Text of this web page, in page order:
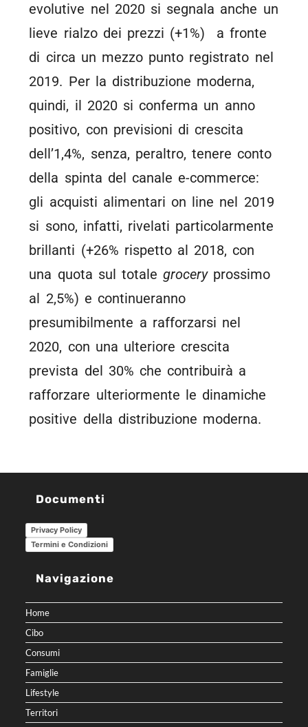
evolutive nel 2020 si segnala anche un
lieve rialzo dei prezzi (+1%) a fronte
di circa un mezzo punto registrato nel
2019. Per la distribuzione moderna,
quindi, il 2020 si conferma un anno
positivo, con previsioni di crescita
dell’1,4%, senza, peraltro, tenere conto
della spinta del canale e-commerce:
gli acquisti alimentari on line nel 2019
si sono, infatti, rivelati particolarmente
brillanti (+26% rispetto al 2018, con
una quota sul totalegroceryprossimo
al 2,5%) e continueranno
presumibilmente a rafforzarsi nel
2020, con una ulteriore crescita
prevista del 30% che contribuirà a
rafforzare ulteriormente le dinamiche
positive della distribuzione moderna.
Documenti
Privacy Policy
Termini e Condizioni
Navigazione
Home
Cibo
Consumi
Famiglie
Lifestyle
Territori